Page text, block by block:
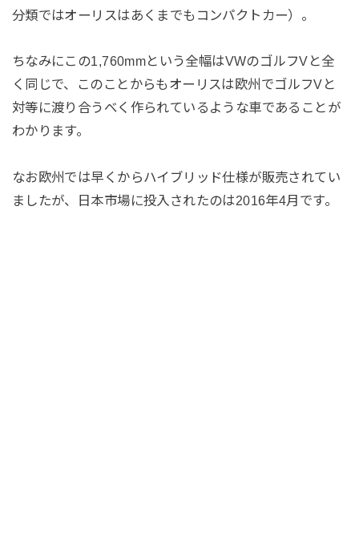
分類ではオーリスはあくまでもコンパクトカー）。
ちなみにこの1,760mmという全幅はVWのゴルフVと全
く同じで、このことからもオーリスは欧州でゴルフVと
対等に渡り合うべく作られているような車であることが
わかります。
なお欧州では早くからハイブリッド仕様が販売されてい
ましたが、日本市場に投入されたのは2016年4月です。